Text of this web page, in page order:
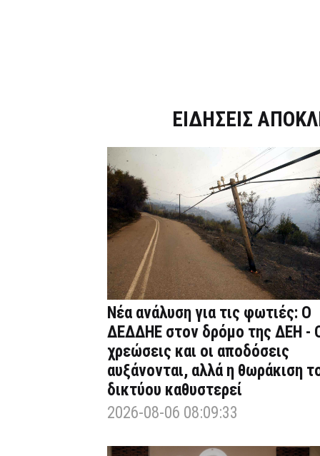
ΕΙΔΗΣΕΙΣ
Νέα ανάλυση για τις φωτιές: Ο
ΔΕΔΔΗΕ στον δρόμο της ΔΕΗ -
χρεώσεις και οι αποδόσεις
αυξάνονται, αλλά η θωράκιση
δικτύου καθυστερεί
2026-08-06 08:09:33